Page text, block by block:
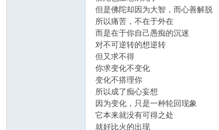
但是佛陀却因为大智，而心善解脱
所以痛苦，不在于外在
而是在于你自己愚痴的沉迷
对不可逆转的想逆转
但又求不得
你求变化不变化
变化不搭理你
所以成了痴心妄想
因为变化，只是一种轮回现象
它本来就没有可得之处
就好比火的出现